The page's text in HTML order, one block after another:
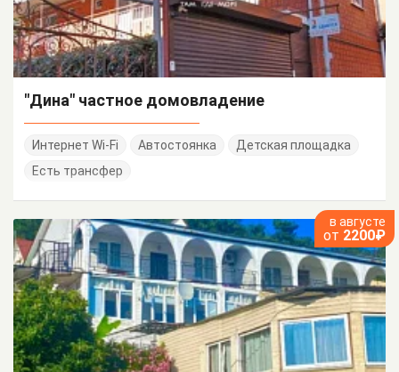
"Дина" частное домовладение
Интернет Wi-Fi Автостоянка
Детская площадка
Есть трансфер
в августе
от 2200₽